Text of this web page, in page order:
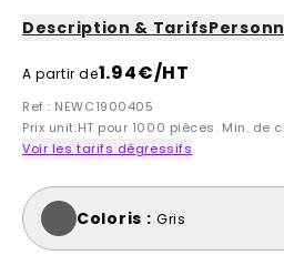
Description & Tarifs
A partir de1.94€/HT
Ref : NEWC1900405
Prix unit.HT pour 1000 pièces. Min. de
Voir les tarifs dégressifs
Coloris : Gris